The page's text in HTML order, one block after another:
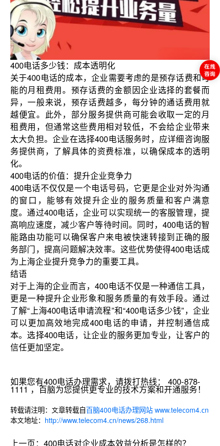
400电话多少钱：成本透明化
关于400电话的成本，企业需要考虑的是预存话费和可
能的月租费用。预存话费的金额因企业选择的套餐而
异，一般来说，预存话费越多，每分钟的通话费用就
越便宜。此外，部分服务提供商可能会收取一定的月
租费用，但通常这些费用相对较低，不会给企业带来
太大负担。企业在选择400电话服务时，应详细咨询服
务提供商，了解具体的资费标准，以确保成本的透明
化。
400电话的价值：提升企业竞争力
400电话不仅仅是一个电话号码，它更是企业对外沟通
的窗口，能够有效提升企业的服务质量和客户满意
度。通过400电话，企业可以实现统一的客服管理，提
高响应速度，减少客户等待时间。同时，400电话的智
能路由功能可以确保客户来电被快速转接到正确的服
务部门，提高问题解决效率。这些优势使得400电话成
为上海企业提升竞争力的重要工具。
结语
对于上海的企业而言，400电话不仅是一种通信工具，
更是一种提升企业形象和服务质量的有效手段。通过
了解“上海400电话申请流程”和“400电话多少钱”，企业
可以更加高效地完成400电话的申请，并控制通信成
本。选择400电话，让企业的服务更加专业，让客户的
信任更加坚定。
如果您有400电话办理需求，请拨打热线： 400-878-
1111 ，百脑为您提供更专业的技术方案和开通服务！
转载请注明：文章转载自百脑400电话办理网站 www.telecom4.cn
本文地址： http://www.telecom4.cn/news/268.html
上一页： 400电话对企业成本效益分析是怎样的？